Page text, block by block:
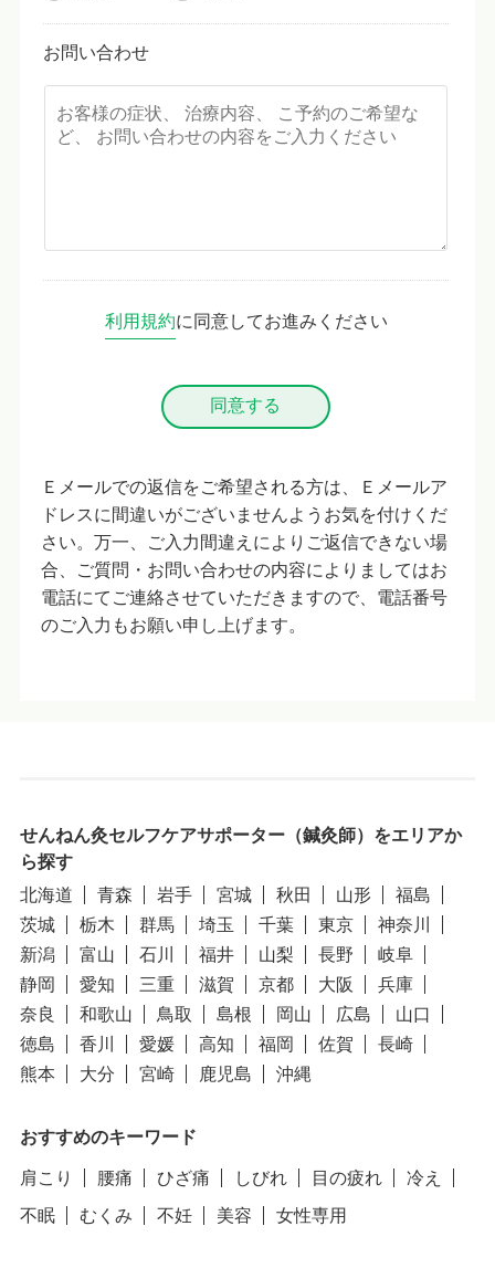
お問い合わせ
利用規約に同意してお進みください
Ｅメールでの返信をご希望される方は、Ｅメールア
ドレスに間違いがございませんようお気を付けくだ
さい。万一、ご入力間違えによりご返信できない場
合、ご質問・お問い合わせの内容によりましてはお
電話にてご連絡させていただきますので、電話番号
のご入力もお願い申し上げます。
せんねん灸セルフケアサポーター（鍼灸師）をエリアか
ら探す
北海道
青森 岩手 宮城 秋田 山形
福島
茨城
栃木 群馬 埼玉 千葉 東京
神奈川
新潟
富山 石川 福井 山梨 長野
岐阜
静岡
愛知 三重 滋賀 京都 大阪
兵庫
奈良
和歌山 鳥取 島根 岡山 広島
山口
徳島
香川 愛媛 高知 福岡 佐賀
長崎
熊本
大分 宮崎 鹿児島 沖縄
おすすめのキーワード
肩こり 腰痛 ひざ痛 しびれ 目の疲れ
冷え
不眠
むくみ 不妊 美容 女性専用